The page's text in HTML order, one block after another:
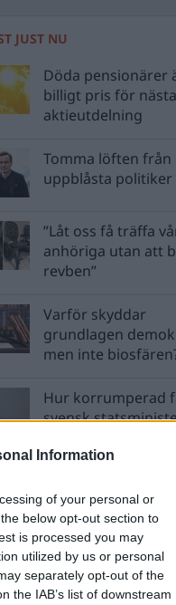
Information
of your personal or
below opt-out section to
is processed you may
utilized by us or personal
separately opt-out of the
the IAB’s list of downstream
JUST NU
Döda pensionärer
billigt pris för nästa
aktieutdelning
Tomma löften från
uppblåsta politiker
”Låt oss få träffa
anhöriga utan att
revben”
Varför skyddar
grundlagen
men inte
Hur korrumperad
svensk
bevakning av